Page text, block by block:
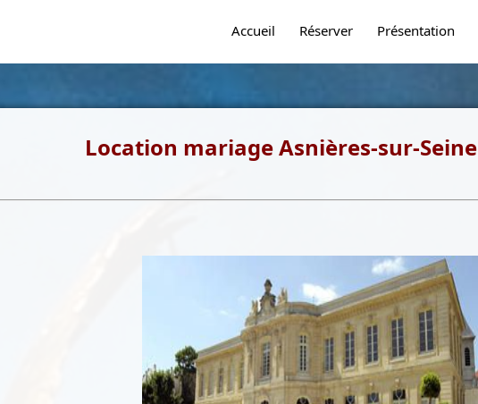
Accueil Réserver Présentation
Location mariage Asnières-sur-Seine